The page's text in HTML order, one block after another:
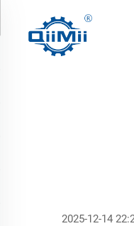
2025-12-14